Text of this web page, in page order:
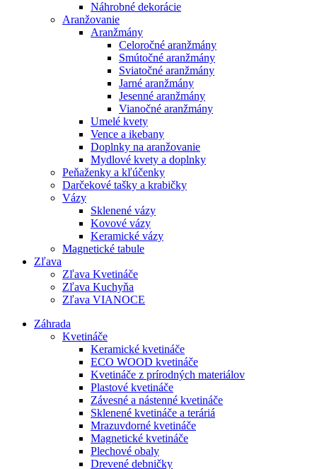
Náhrobné dekorácie
Aranžovanie
Aranžmány
Celoročné aranžmány
Smútočné aranžmány
Sviatočné aranžmány
Jarné aranžmány
Jesenné aranžmány
Vianočné aranžmány
Umelé kvety
Vence a ikebany
Doplnky na aranžovanie
Mydlové kvety a doplnky
Peňaženky a kľúčenky
Darčekové tašky a krabičky
Vázy
Sklenené vázy
Kovové vázy
Keramické vázy
Magnetické tabule
Zľava
Zľava Kvetináče
Zľava Kuchyňa
Zľava VIANOCE
Záhrada
Kvetináče
Keramické kvetináče
ECO WOOD kvetináče
Kvetináče z prírodných materiálov
Plastové kvetináče
Závesné a nástenné kvetináče
Sklenené kvetináče a teráriá
Mrazuvdorné kvetináče
Magnetické kvetináče
Plechové obaly
Drevené debničky